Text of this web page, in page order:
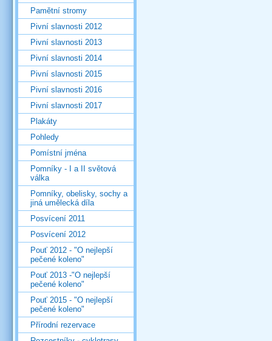
Pamětní stromy
Pivní slavnosti 2012
Pivní slavnosti 2013
Pivní slavnosti 2014
Pivní slavnosti 2015
Pivní slavnosti 2016
Pivní slavnosti 2017
Plakáty
Pohledy
Pomístní jména
Pomníky - I a II světová
válka
Pomníky, obelisky, sochy a
jiná umělecká díla
Posvícení 2011
Posvícení 2012
Pouť 2012 - "O nejlepší
pečené koleno"
Pouť 2013 -"O nejlepší
pečené koleno"
Pouť 2015 - "O nejlepší
pečené koleno"
Přírodní rezervace